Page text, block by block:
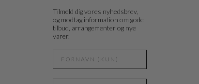
Tilmeld dig vores nyhedsbrev,
og modtag information om gode
tilbud, arrangementer og nye
varer.